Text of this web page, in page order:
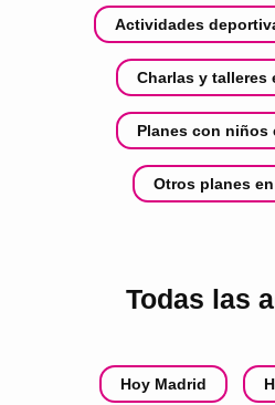
Actividades
Charlas y talleres
Planes con niños
Otros planes
Todas las
Hoy Madrid